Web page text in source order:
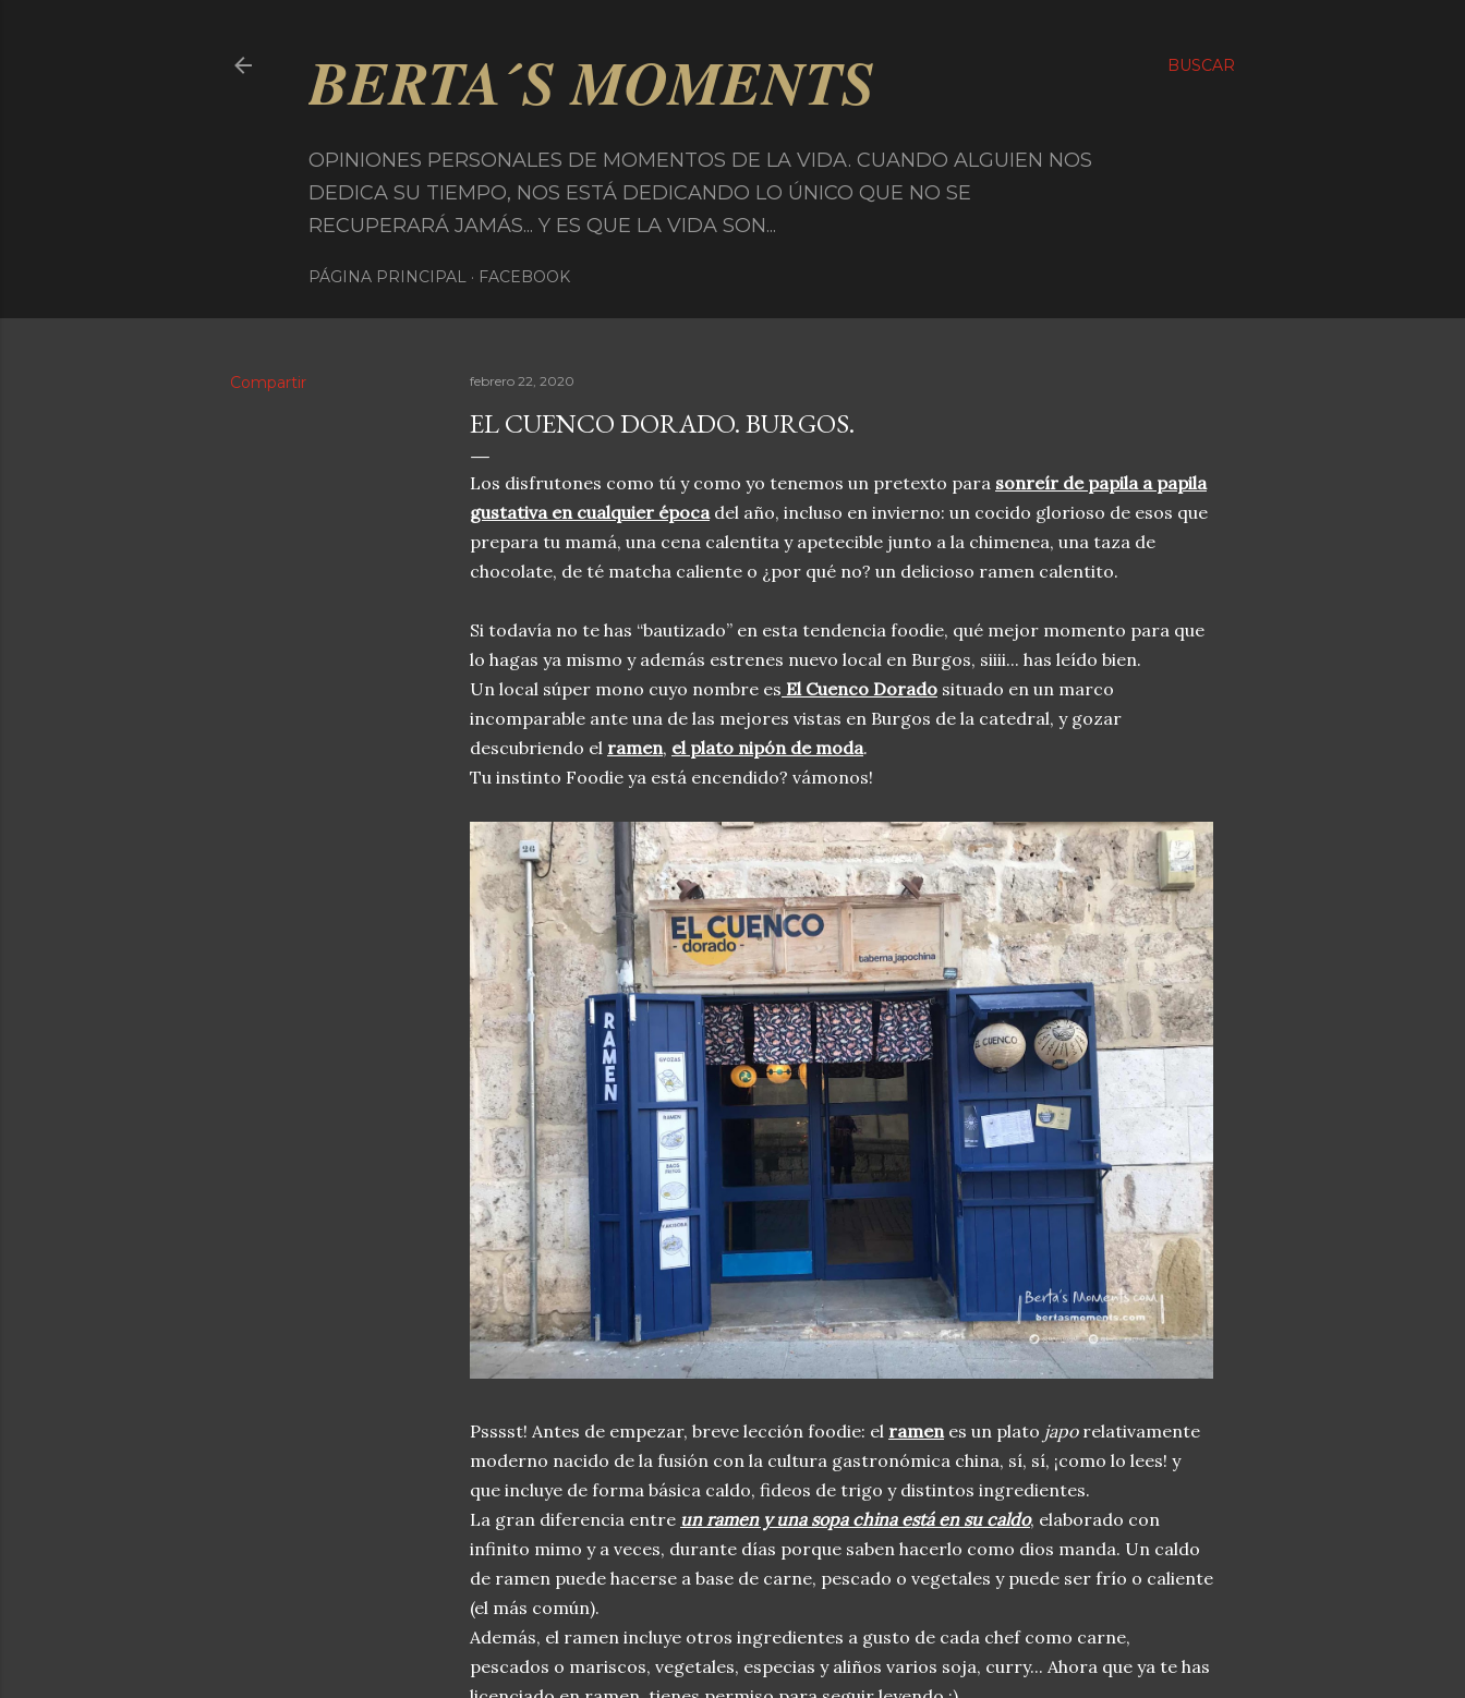
BUSCAR
BERTA´S MOMENTS
OPINIONES PERSONALES DE MOMENTOS DE LA VIDA. CUANDO ALGUIEN NOS
DEDICA SU TIEMPO, NOS ESTÁ DEDICANDO LO ÚNICO QUE NO SE
RECUPERARÁ JAMÁS... Y ES QUE LA VIDA SON...
PÁGINA PRINCIPAL FACEBOOK
Compartir febrero 22, 2020
EL CUENCO DORADO. BURGOS.
Los disfrutones como tú y como yo tenemos un pretexto para sonreír de papilaa papila
gustativa en cualquier épocadel año, incluso en invierno: un cocido glorioso de esos que
prepara tu mamá, una cena calentita y apetecible junto a la chimenea, una taza de
chocolate, de té matcha caliente o ¿por qué no? un delicioso ramen calentito.
Si todavía no te has “bautizado” en esta tendencia foodie, qué mejor momento para que
lo hagas ya mismo y además estrenes nuevo local en Burgos, siiii... has leído bien.
Un local súper mono cuyo nombre es El Cuenco Dorado situado en un marco
incomparable ante una de las mejores vistas en Burgos de la catedral, y gozar
descubriendo el ramen, el plato nipón de moda.
Tu instinto Foodie ya está encendido? vámonos!
Psssst! Antes de empezar, breve lección foodie: el ramenes un plato japorelativamente
moderno nacido de la fusión con la cultura gastronómica china, sí, sí, ¡como lo lees! y
que incluye de forma básica caldo, fideos de trigo y distintos ingredientes.
La gran diferencia entre un ramen y una sopa china está en su caldo, elaborado con
infinito mimo y a veces, durante días porque saben hacerlo como dios manda. Un caldo
de ramen puede hacerse a base de carne, pescado o vegetales y puede ser frío o caliente
(el más común).
Además, el ramen incluye otros ingredientes a gusto de cada chef como carne,
pescados o mariscos, vegetales, especias y aliños varios soja, curry... Ahora que ya te has